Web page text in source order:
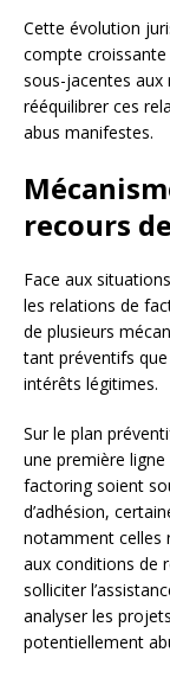
Cette évolution
compte
sous-jacentes aux
rééquilibrer ces
abus manifestes.
recours
Face aux
les relations de
de plusieurs
tant préventifs
intérêts légitimes.
Sur le plan
une première
factoring soient
d’adhésion,
notamment celles
aux conditions de
solliciter
analyser les
potentiellement